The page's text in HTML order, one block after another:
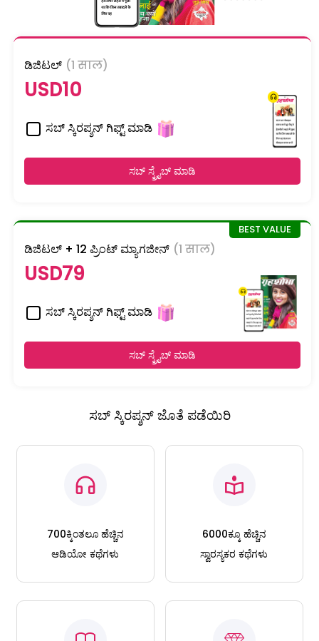
ಡಿಜಿಟಲ್ (1 साल)
USD10
ಸಬ್ ಸ್ಕಿರಪ್ಶನ್ ಗಿಫ್ಟ್ ಮಾಡಿ
ಸಬ್ ಸ್ಕ್ರೈಬ್ ಮಾಡಿ
ಡಿಜಿಟಲ್ + 12 ಪ್ರಿಂಟ್ ಮ್ಯಾಗಜೀನ್ (1 साल)
USD79
ಸಬ್ ಸ್ಕಿರಪ್ಶನ್ ಗಿಫ್ಟ್ ಮಾಡಿ
ಸಬ್ ಸ್ಕ್ರೈಬ್ ಮಾಡಿ
ಸಬ್ ಸ್ಕಿರಪ್ಶನ್ ಜೊತೆ ಪಡೆಯಿರಿ
700ಕ್ಕಿಂತಲೂ ಹೆಚ್ಚಿನ
ಆಡಿಯೋ ಕಥೆಗಳು
6000ಕ್ಕೂ ಹೆಚ್ಚಿನ
ಸ್ವಾರಸ್ಯಕರ ಕಥೆಗಳು